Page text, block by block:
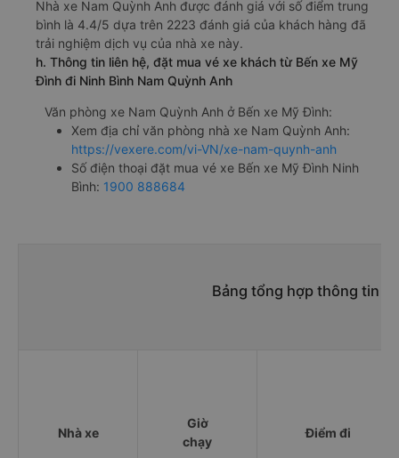
Nhà xe Nam Quỳnh Anh được đánh giá với số điểm trung
bình là 4.4/5 dựa trên 2223 đánh giá của khách hàng đã
trải nghiệm dịch vụ của nhà xe này.
h. Thông tin liên hệ, đặt mua vé xe khách từ Bến xe Mỹ
Đình đi Ninh Bình Nam Quỳnh Anh
Văn phòng xe Nam Quỳnh Anh ở Bến xe Mỹ Đình:
Xem địa chỉ văn phòng nhà xe Nam Quỳnh Anh:
https://vexere.com/vi-VN/xe-nam-quynh-anh
Số điện thoại đặt mua vé xe Bến xe Mỹ Đình Ninh
Bình: 1900 888684
Bảng tổng hợp thông tin
Nhà xe
Giờ
chạy
Điểm đi